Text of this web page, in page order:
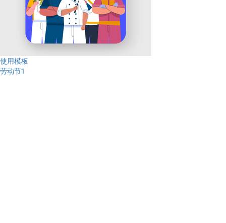
使用模板
劳动节1